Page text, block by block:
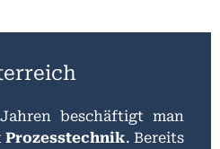
beschäftigt man
Prozesstechnik. Bereits